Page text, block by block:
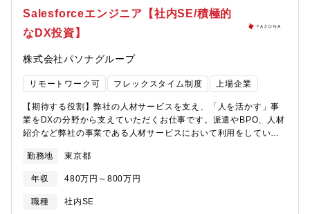
タートし、意欲や実績に応じて設計・構築、セキュリティ領域ま
で段階的に業務範囲を拡大できます。将来的には情報システム部
門全体を俯瞰し、コーポレートITの中核人材として成長できるキ
ャリアパスが描けます。【組織構成】情報システム部 情報シス
テム担当人員構成：部長1名、課長代理3名【募集職階】課長代理
クラス【求められる人物像・志向性】・状況に応じ柔軟に対応で
きる人・自らの役割を限定せず会社、組織等の課題を発見し積極
的に取り組める人・企画～オペレーションまで自らも手を動かし
て取り組める人
添ったより質の高いキャリアサポートを実現するために、Da
Vinci プロジェクトが発足しました。2024年から本格的な設計フ
ェーズをスタートし、現在プロジェクトは基本設計フェーズから
職務内容】請求や支払、経費精算、ホールディングス共通の会計
システムとの連携など主に会計領域を担当頂く想定です。設計・
開発には外部ベンダーが深く関わっています。外部ベンダーの方
の調整といったさまざまなプロジェクトワークに関わり、プロジ
ェクトを成功に導くためにご尽力頂きます。【やりがい】パソナ
グループの事業の中核を成す、重要な基幹システムが対象です。
さまざまなドメイン課題を技術的にどう解決していくかの具体フ
でいただくことができます。また、プロジェクトに参加する頼も
ソナグループの次世代システムを構築するプロセスは、きっとご
Salesforceエンジニア【社内SE/積極的
なDX投資】
株式会社パソナグループ
リモートワーク可 フレックスタイム制度 上場企業
【期待する役割】弊社の人材サービスを支え、「人を活かす」事
業をDXの分野から支えていただくお仕事です。派遣やBPO、人材
紹介など弊社の事業である人材サービスにおいて利用をしている
門と一体となり、活用の促進、および、開発・運用のマネジメン
トをお任せします。パソナでは数千名のユーザーがSalesforceを
利用しており業務に欠かせない基盤となっています。ユーザー部
門の要望に沿ったカスタマイズを適宜実施しており、カスタマイ
勤務地 東京都
年収 480万円～800万円
職種
社内SE